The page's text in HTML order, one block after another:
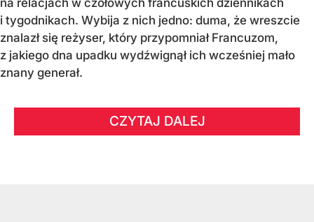
na relacjach w czołowych francuskich dziennikach
i tygodnikach. Wybija z nich jedno: duma, że wreszcie
znalazł się reżyser, który przypomniał Francuzom,
z jakiego dna upadku wydźwignął ich wcześniej mało
znany generał.
CZYTAJ DALEJ